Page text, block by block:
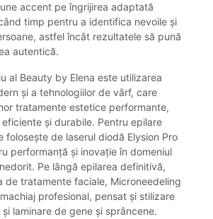
accent pe îngrijirea adaptată
timp pentru a identifica nevoile și
astfel încât rezultatele să pună
autentică.
al Beauty by Elena este utilizarea
și a tehnologiilor de vârf, care
tratamente estetice performante,
și durabile. Pentru epilare
folosește de laserul diodă Elysion Pro
performanță și inovație în domeniul
Pe lângă epilarea definitivă,
de tratamente faciale, Microneedeling
profesional, pensat și stilizare
laminare de gene și sprâncene.